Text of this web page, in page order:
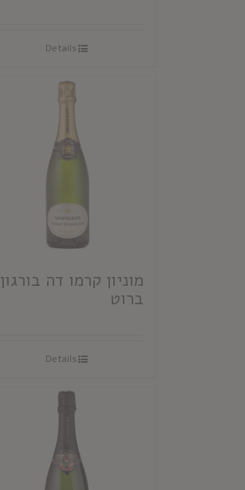
Details
מוניון קרמו דה בורגון
ברוט
Details